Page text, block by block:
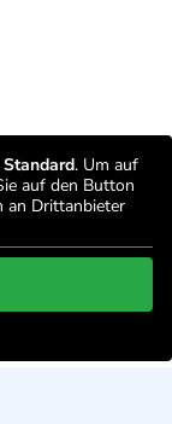
Standard. Um auf
auf den Button
an Drittanbieter